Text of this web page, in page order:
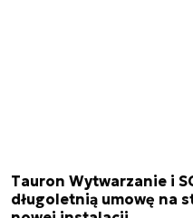
Tauron Wytwarzanie i
długoletnią umowę na